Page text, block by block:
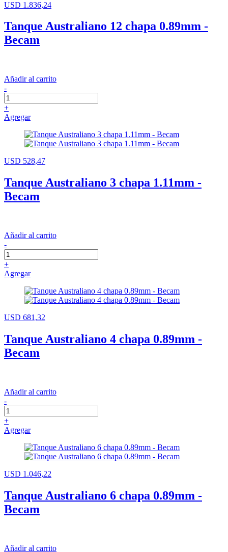
USD 1.836,24
Tanque Australiano 12 chapa 0.89mm -
Becam
Añadir al carrito
-
+
Agregar
USD 528,47
Tanque Australiano 3 chapa 1.11mm -
Becam
Añadir al carrito
-
+
Agregar
USD 681,32
Tanque Australiano 4 chapa 0.89mm -
Becam
Añadir al carrito
-
+
Agregar
USD 1.046,22
Tanque Australiano 6 chapa 0.89mm -
Becam
Añadir al carrito